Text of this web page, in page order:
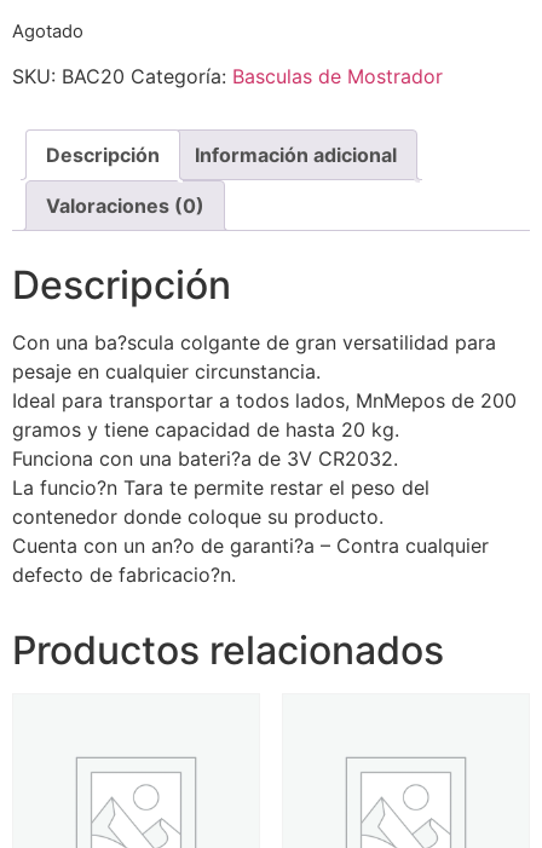
Agotado
SKU: BAC20 Categoría: Basculas de Mostrador
Descripción Información adicional
Valoraciones (0)
Descripción
Con una ba?scula colgante de gran versatilidad para
pesaje en cualquier circunstancia.
Ideal para transportar a todos lados, MnMepos de 200
gramos y tiene capacidad de hasta 20 kg.
Funciona con una bateri?a de 3V CR2032.
La funcio?n Tara te permite restar el peso del
contenedor donde coloque su producto.
Cuenta con un an?o de garanti?a – Contra cualquier
defecto de fabricacio?n.
Productos relacionados